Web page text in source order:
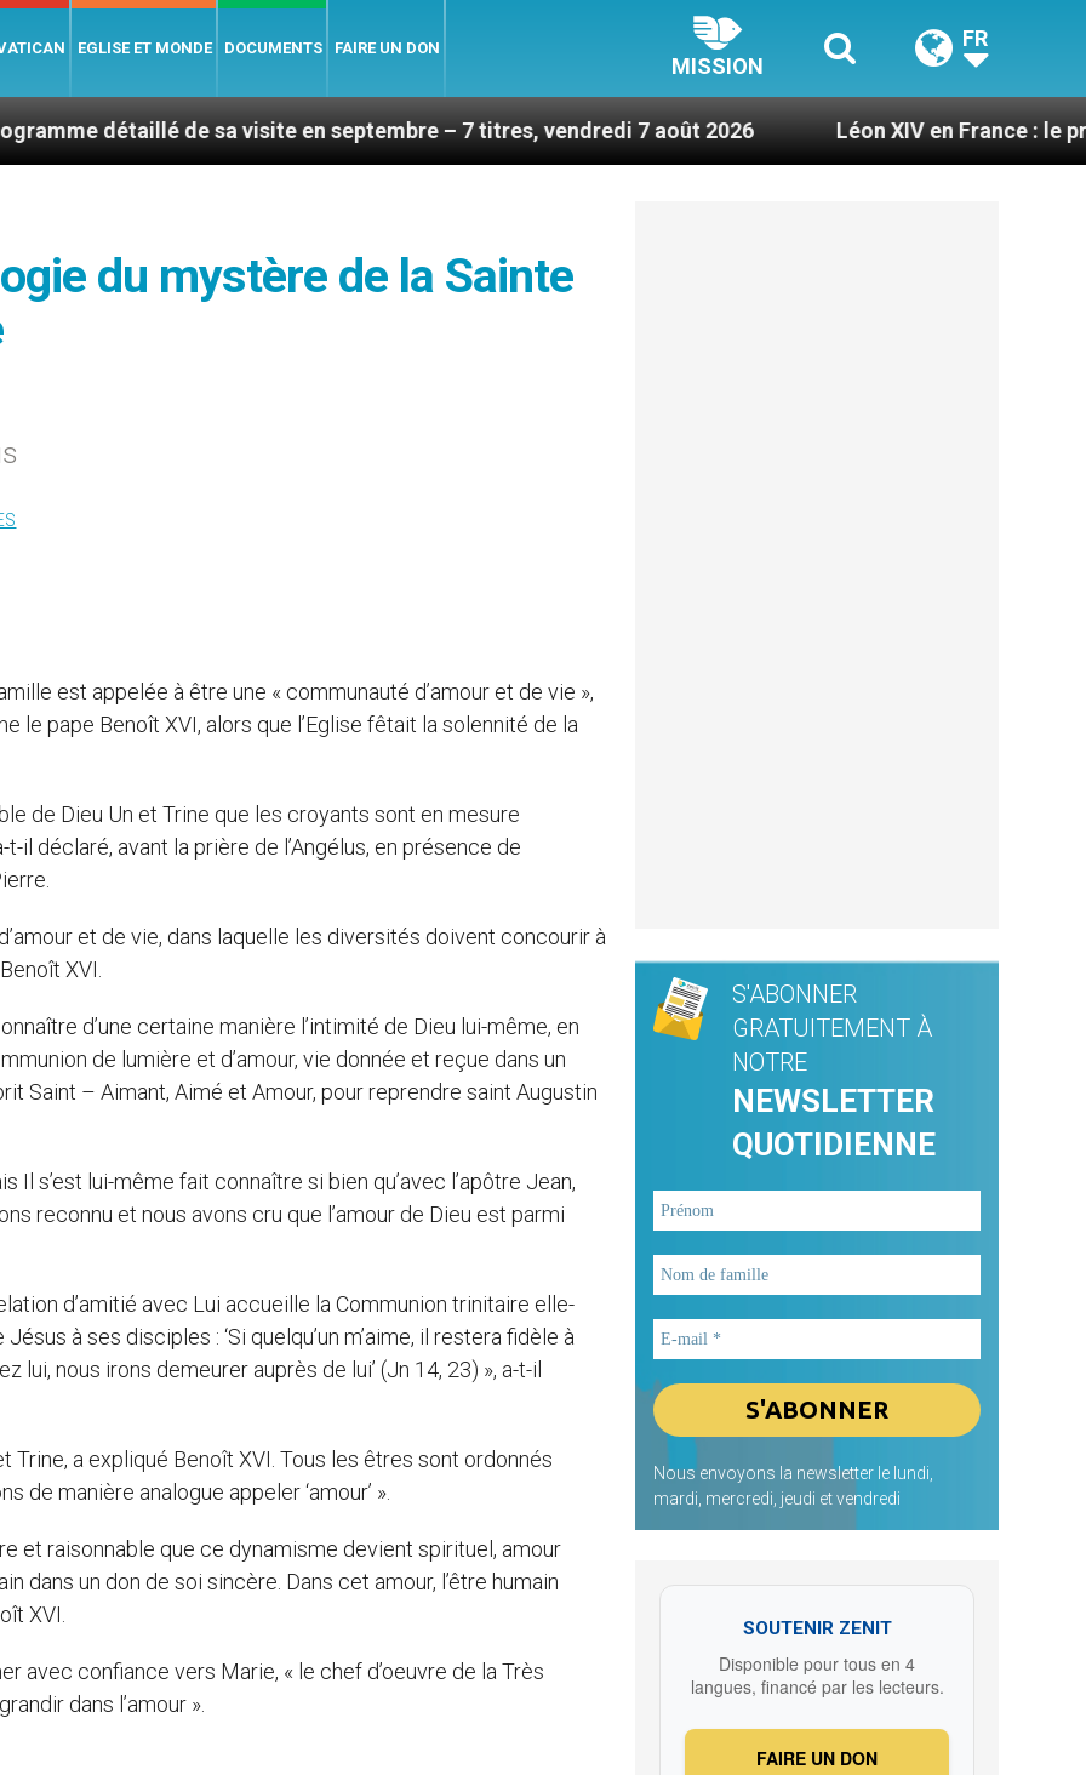
EGLISE ET MONDE DOCUMENTS FAIRE UN DON
MISSION
FR
de sa visite en septembre – 7 titres, vendredi 7 août 2026 Léon XIV en France : le programme
du mystère de la Sainte
est appelée à être une « communauté d’amour et de vie »,
le pape Benoît XVI, alors que l’Eglise fêtait la solennité de la
de Dieu Un et Trine que les croyants sont en mesure
il déclaré, avant la prière de l’Angélus, en présence de
et de vie, dans laquelle les diversités doivent concourir à
XVI.
d’une certaine manière l’intimité de Dieu lui-même, en
de lumière et d’amour, vie donnée et reçue dans un
Saint – Aimant, Aimé et Amour, pour reprendre saint Augustin
Il s’est lui-même fait connaître si bien qu’avec l’apôtre Jean,
reconnu et nous avons cru que l’amour de Dieu est parmi
d’amitié avec Lui accueille la Communion trinitaire elle-
à ses disciples : ‘Si quelqu’un m’aime, il restera fidèle à
lui, nous irons demeurer auprès de lui’ (Jn 14, 23) », a-t-il
Trine, a expliqué Benoît XVI. Tous les êtres sont ordonnés
de manière analogue appeler ‘amour’ ».
et raisonnable que ce dynamisme devient spirituel, amour
dans un don de soi sincère. Dans cet amour, l’être humain
XVI.
avec confiance vers Marie, « le chef d’oeuvre de la Très
dans l’amour ».
S'ABONNER
GRATUITEMENT À
NOTRE
NEWSLETTER
QUOTIDIENNE
Nous envoyons la newsletter le lundi,
mardi, mercredi, jeudi et vendredi
SOUTENIR ZENIT
Disponible pour tous en 4
langues, financé par les lecteurs.
FAIRE UN DON